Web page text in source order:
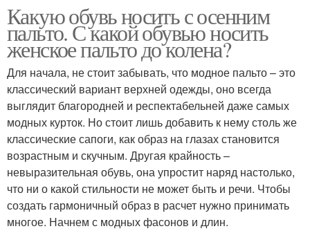
Какую обувь носить с осенним
пальто. С какой обувью носить
женское пальто до колена?
Для начала, не стоит забывать, что модное пальто – это
классический вариант верхней одежды, оно всегда
выглядит благородней и респектабельней даже самых
модных курток. Но стоит лишь добавить к нему столь же
классические сапоги, как образ на глазах становится
возрастным и скучным. Другая крайность –
невыразительная обувь, она упростит наряд настолько,
что ни о какой стильности не может быть и речи. Чтобы
создать гармоничный образ в расчет нужно принимать
многое. Начнем с модных фасонов и длин.